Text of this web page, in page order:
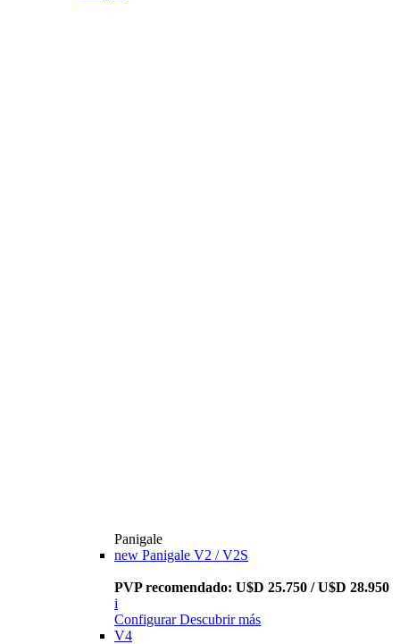
Panigale
new Panigale V2 / V2S
PVP recomendado: U$D 25.750 / U$D 28.950
i
Configurar Descubrir más
V4